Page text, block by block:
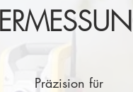
Präzision für